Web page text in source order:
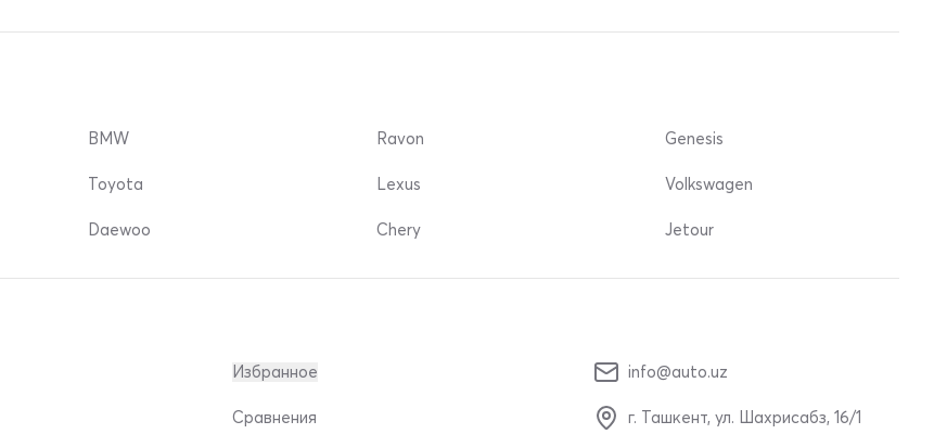
BMW
Toyota
Daewoo
Ravon
Lexus
Chery
Genesis
Volkswagen
Jetour
Избранное
Сравнения
info@auto.uz
г. Ташкент, ул. Шахрисабз, 16/1